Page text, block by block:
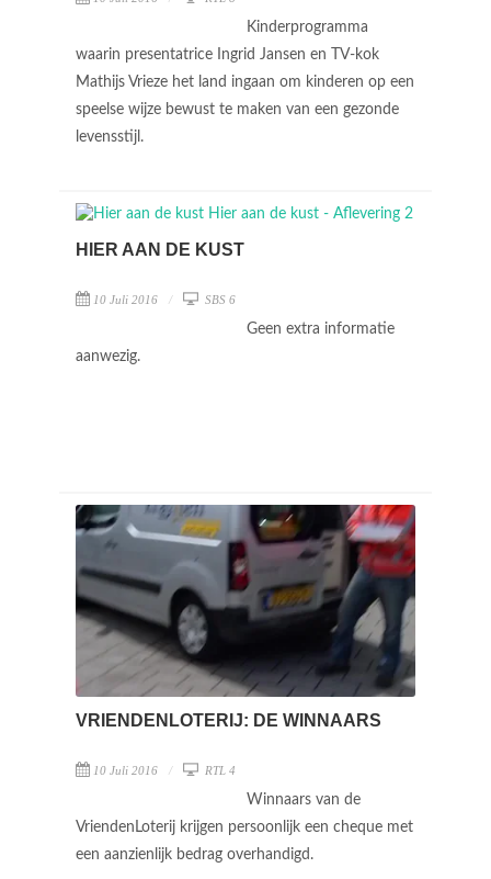
Kinderprogramma
waarin presentatrice Ingrid Jansen en TV-kok
Mathijs Vrieze het land ingaan om kinderen op een
speelse wijze bewust te maken van een gezonde
levensstijl.
HIER AAN DE KUST
10 Juli 2016 SBS 6
Geen extra informatie
aanwezig.
VRIENDENLOTERIJ: DE WINNAARS
10 Juli 2016 RTL 4
Winnaars van de
VriendenLoterij krijgen persoonlijk een cheque met
een aanzienlijk bedrag overhandigd.